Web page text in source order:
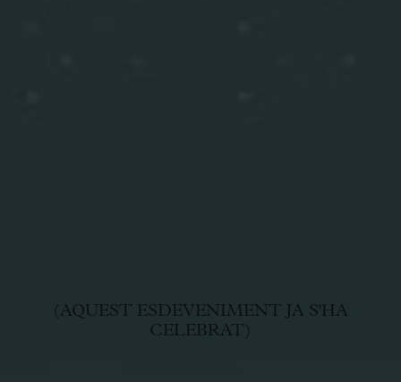
(AQUEST ESDEVENIMENT JA S'HA
CELEBRAT)